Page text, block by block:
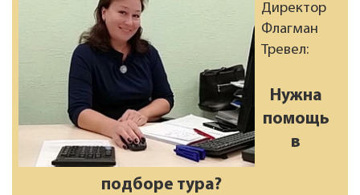
Директор
Флагман
Тревел:
Нужна
помощь
в
подборе тура?